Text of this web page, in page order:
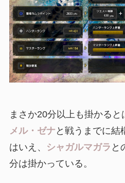
まさか20分以上も掛かると
メル・ゼナ と戦うまでに結
はいえ、
シャガルマガラ と
分は掛かっている。